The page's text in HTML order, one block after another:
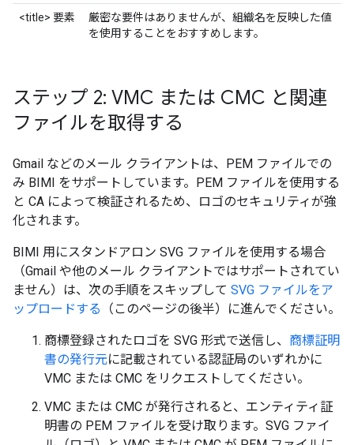
<title> 要素
厳密な要件はありませんが、組織名を反映した値
を使用することをおすすめします。
ステップ 2: VMC または CMC と関連
ファイルを取得する
Gmail などのメール クライアントは、PEM ファイルでの
み BIMI をサポートしています。PEM ファイルを使用する
と CA によって検証されるため、ロゴのセキュリティが強
化されます。
BIMI 用にスタンドアロン SVG ファイルを使用する場合
（Gmail や他のメール クライアントではサポートされてい
ません）は、次の手順をスキップして SVG ファイルをア
ップロードする
（このページの後半）に進んでください。
商標登録されたロゴを SVG 形式で送信し、 商標証明
書の発行元に記載されている認証局のいずれかに
VMC または CMC をリクエストしてください。
VMC または CMC が発行されると、エンティティ証
明書の PEM ファイルを受け取ります。SVG ファイ